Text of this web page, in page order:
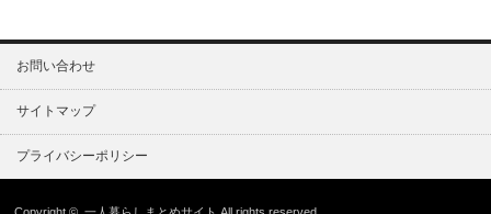
お問い合わせ
サイトマップ
プライバシーポリシー